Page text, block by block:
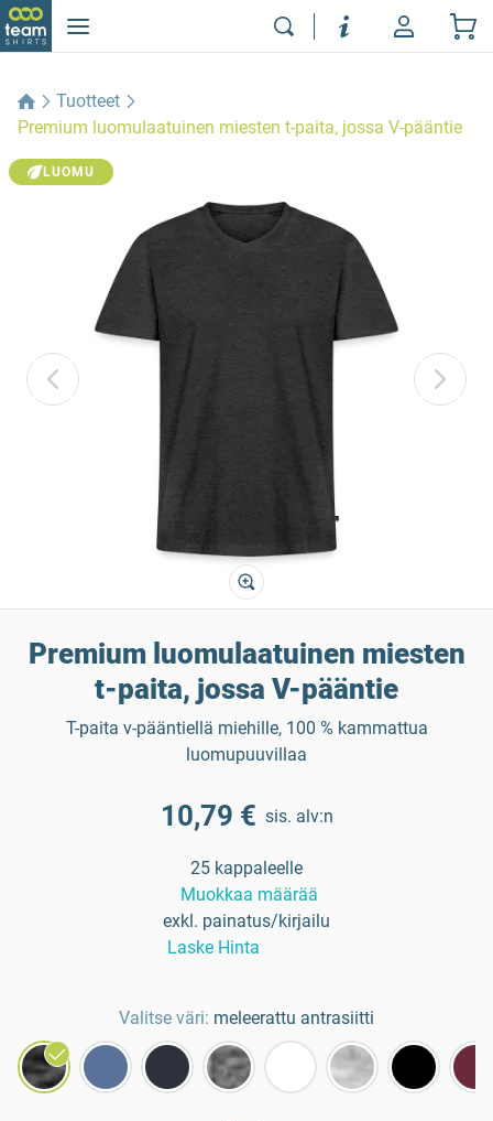
Tuotteet
Premium luomulaatuinen miesten t-paita, jossa V-pääntie
LUOMU
Premium luomulaatuinen miesten
t-paita, jossa V-pääntie
T-paita v-pääntiellä miehille, 100 % kammattua
luomupuuvillaa
10,79 € sis. alv:n
25 kappaleelle
Muokkaa määrää
exkl. painatus/kirjailu
Laske Hinta
Valitse väri: meleerattu antrasiitti